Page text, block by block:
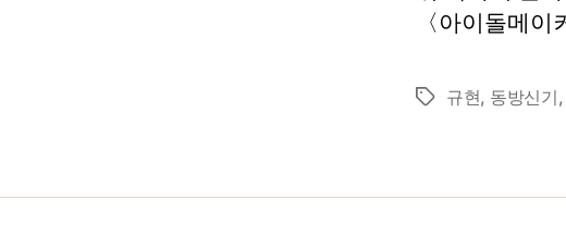
〈아이돌메
Tags규현, 동방신기,